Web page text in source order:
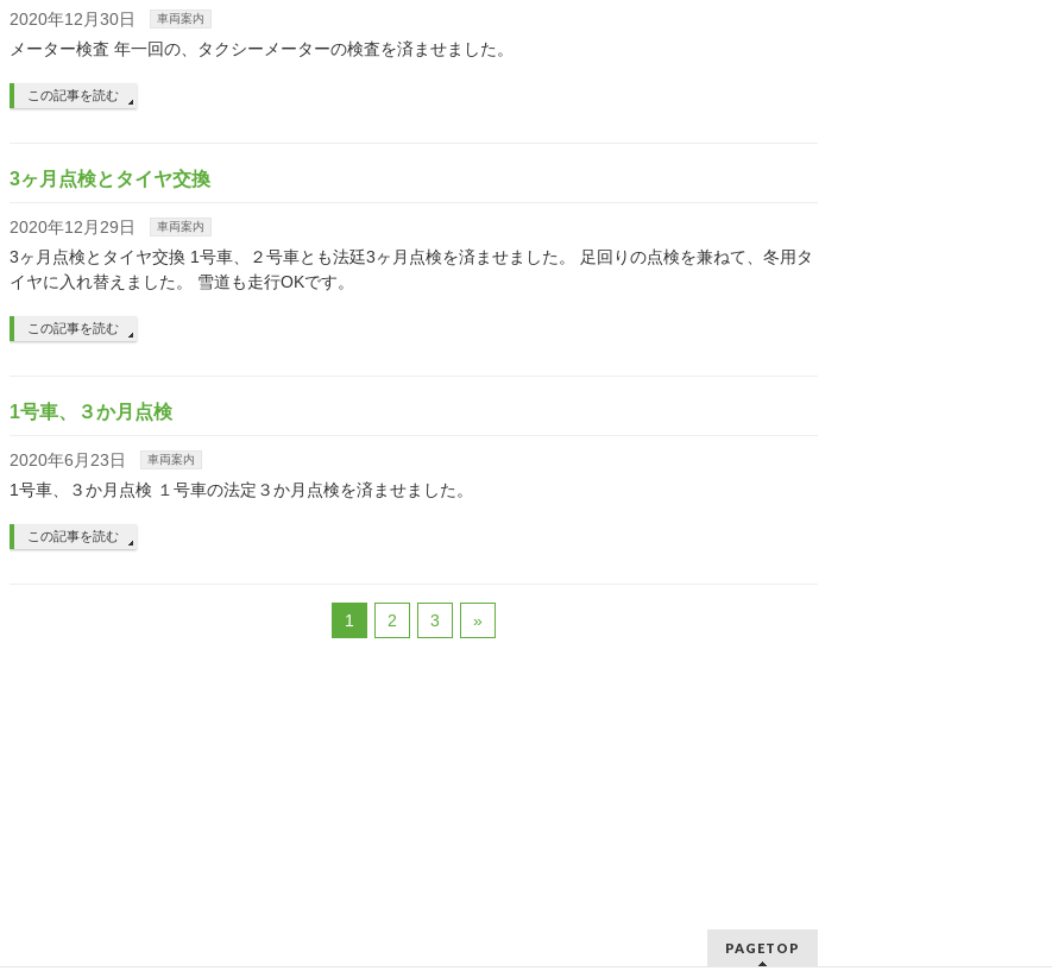
2020年12月30日 車両案内
メーター検査 年一回の、タクシーメーターの検査を済ませました。
この記事を読む
3ヶ月点検とタイヤ交換
2020年12月29日 車両案内
3ヶ月点検とタイヤ交換 1号車、２号車とも法廷3ヶ月点検を済ませました。 足回りの点検を兼ねて、冬用タ
イヤに入れ替えました。 雪道も走行OKです。
この記事を読む
1号車、３か月点検
2020年6月23日 車両案内
1号車、３か月点検 １号車の法定３か月点検を済ませました。
この記事を読む
1 2 3 »
PAGETOP